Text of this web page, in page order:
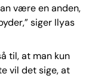
være en anden,
siger Ilyas
til, at man kun
vil det sige, at